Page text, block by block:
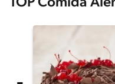
TOP Comida